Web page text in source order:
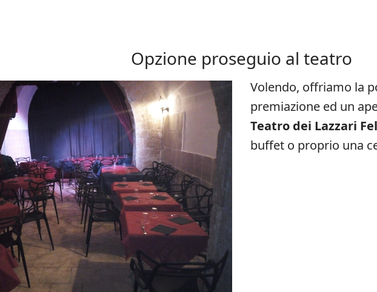
Opzione proseguio al teatro
Volendo, offriamo la
premiazione ed un
Teatro dei Lazzari
buffet o proprio una